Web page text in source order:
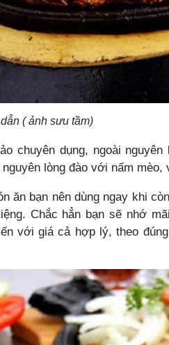
( ảnh sưu tầm)
chuyên dụng, ngoài
lòng đào với nấm
ăn bạn nên dùng ngay khi
Chắc hẳn bạn sẽ nhớ
với giá cả hợp lý, theo